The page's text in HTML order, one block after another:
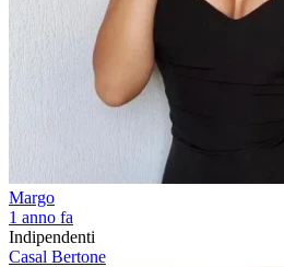
Margo
1 anno fa
Indipendenti
Casal Bertone